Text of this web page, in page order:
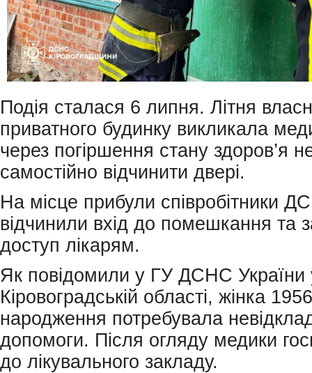
Подія сталася 6 липня. Літня
приватного будинку викликала
через погіршення стану здоров’я
самостійно відчинити двері.
На місце прибули співробітники
відчинили вхід до помешкання та
доступ лікарям.
Як повідомили у ГУ ДСНС України
Кіровоградській області, жінка
народження потребувала
допомоги. Після огляду медики
до лікувального закладу.